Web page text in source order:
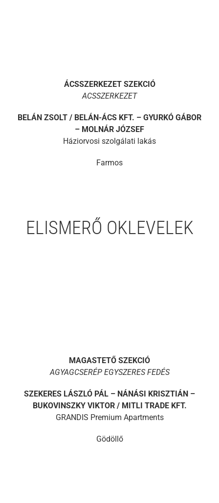
ÁCSSZERKEZET SZEKCIÓ
ACSSZERKEZET
BELÁN ZSOLT / BELÁN-ÁCS KFT. – GYURKÓ GÁBOR
– MOLNÁR JÓZSEF
Háziorvosi szolgálati lakás
Farmos
ELISMERŐ OKLEVELEK
MAGASTETŐ SZEKCIÓ
AGYAGCSERÉP EGYSZERES FEDÉS
SZEKERES LÁSZLÓ PÁL – NÁNÁSI KRISZTIÁN –
BUKOVINSZKY VIKTOR / MITLI TRADE KFT.
GRANDIS Premium Apartments
Gödöllő